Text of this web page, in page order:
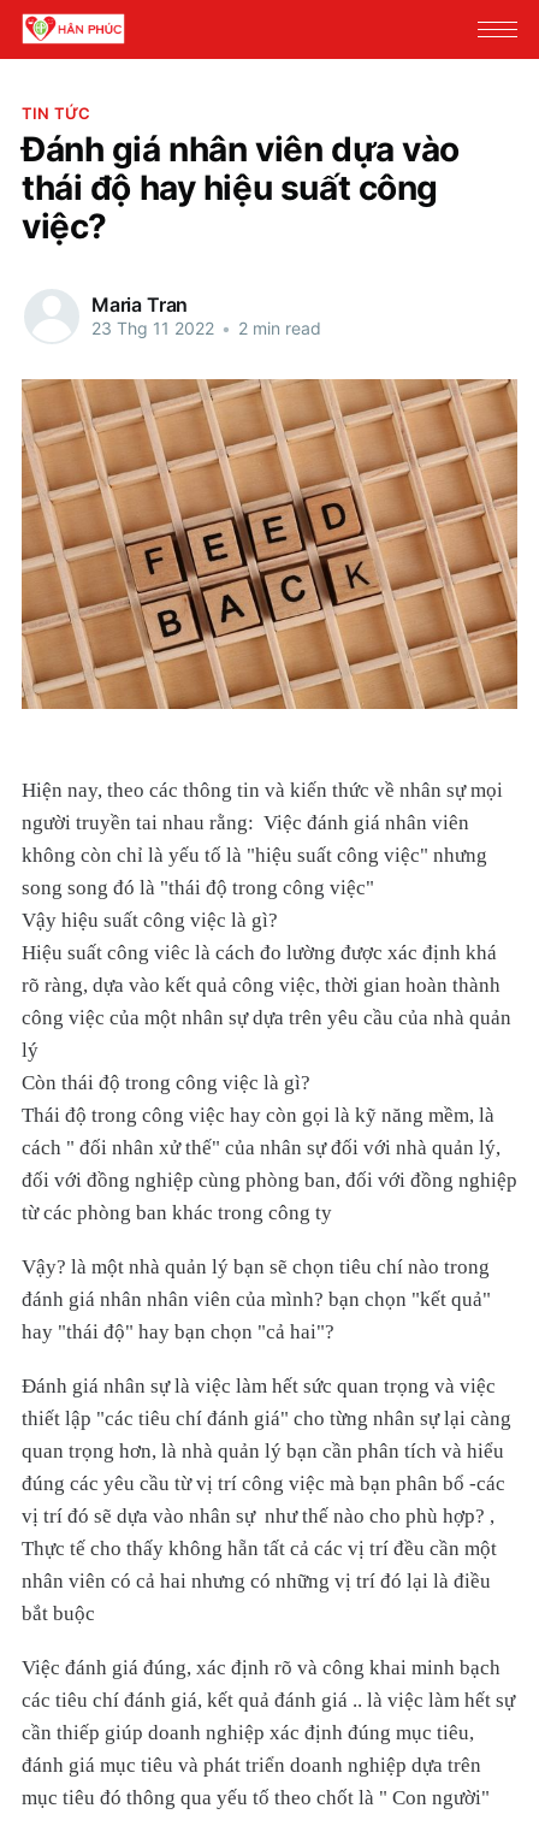
TIN TỨC
Đánh giá nhân viên dựa vào
thái độ hay hiệu suất công
việc?
Maria Tran
23 Thg 11 2022 • 2 min read
Hiện nay, theo các thông tin và kiến thức về nhân sự mọi
người truyền tai nhau rằng: Việc đánh giá nhân viên
không còn chỉ là yếu tố là "hiệu suất công việc" nhưng
song song đó là "thái độ trong công việc"
Vậy hiệu suất công việc là gì?
Hiệu suất công viêc là cách đo lường được xác định khá
rõ ràng, dựa vào kết quả công việc, thời gian hoàn thành
công việc của một nhân sự dựa trên yêu cầu của nhà quản
lý
Còn thái độ trong công việc là gì?
Thái độ trong công việc hay còn gọi là kỹ năng mềm, là
cách " đối nhân xử thế" của nhân sự đối với nhà quản lý,
đối với đồng nghiệp cùng phòng ban, đối với đồng nghiệp
từ các phòng ban khác trong công ty
Vậy? là một nhà quản lý bạn sẽ chọn tiêu chí nào trong
đánh giá nhân nhân viên của mình? bạn chọn "kết quả"
hay "thái độ" hay bạn chọn "cả hai"?
Đánh giá nhân sự là việc làm hết sức quan trọng và việc
thiết lập "các tiêu chí đánh giá" cho từng nhân sự lại càng
quan trọng hơn, là nhà quản lý bạn cần phân tích và hiểu
đúng các yêu cầu từ vị trí công việc mà bạn phân bổ -các
vị trí đó sẽ dựa vào nhân sự như thế nào cho phù hợp? ,
Thực tế cho thấy không hẵn tất cả các vị trí đều cần một
nhân viên có cả hai nhưng có những vị trí đó lại là điều
bắt buộc
Việc đánh giá đúng, xác định rõ và công khai minh bạch
các tiêu chí đánh giá, kết quả đánh giá .. là việc làm hết sự
cần thiếp giúp doanh nghiệp xác định đúng mục tiêu,
đánh giá mục tiêu và phát triển doanh nghiệp dựa trên
mục tiêu đó thông qua yếu tố theo chốt là " Con người"